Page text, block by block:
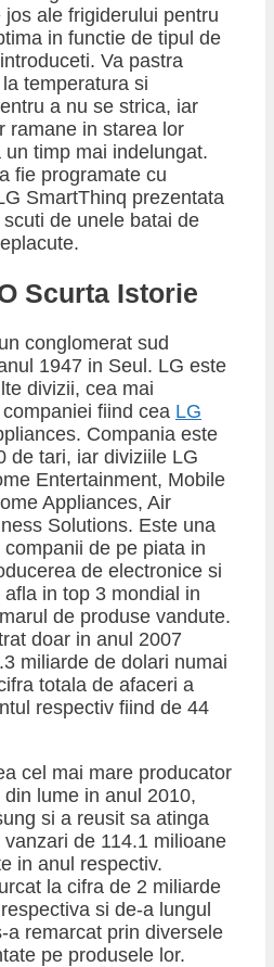
ale frigiderului pentru
in functie de tipul de
Va pastra
temperatura si
a nu se strica, iar
ramane in starea lor
timp mai indelungat.
fie programate cu
SmartThinq prezentata
de unele batai de
Scurta Istorie
conglomerat sud
1947 in Seul. LG este
divizii, cea mai
fiind cea LG
Compania este
de tari, iar diviziile LG
Entertainment, Mobile
Appliances, Air
Solutions. Este una
de pe piata in
de electronice si
in top 3 mondial in
de produse vandute.
doar in anul 2007
miliarde de dolari numai
totala de afaceri a
respectiv fiind de 44
cel mai mare producator
lume in anul 2010,
si a reusit sa atinga
de 114.1 milioane
in anul respectiv.
la cifra de 2 miliarde
si de-a lungul
a remarcat prin diversele
pe produsele lor.